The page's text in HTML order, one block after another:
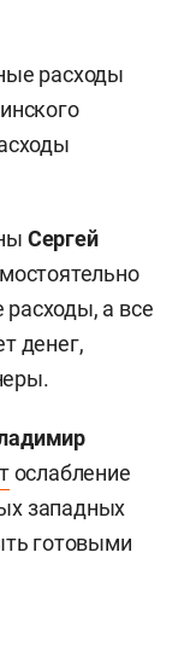
расходы
Сергей
а все
денег,
ослабление
западных
готовыми